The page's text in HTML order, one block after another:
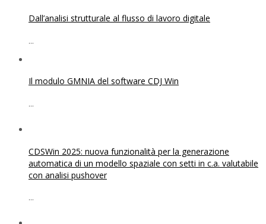
Dall’analisi strutturale al flusso di lavoro digitale
...
Il modulo GMNIA del software CDJ Win
...
CDSWin 2025: nuova funzionalità per la generazione
automatica di un modello spaziale con setti in c.a. valutabile
con analisi pushover
...